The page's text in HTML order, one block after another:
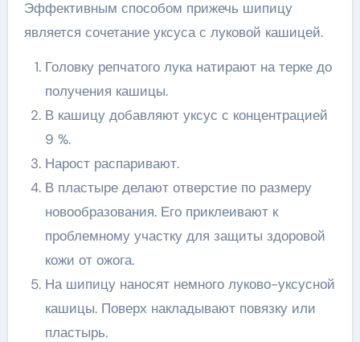
Эффективным способом прижечь шипицу
является сочетание уксуса с луковой кашицей.
Головку репчатого лука натирают на терке до
получения кашицы.
В кашицу добавляют уксус с концентрацией
9 %.
Нарост распаривают.
В пластыре делают отверстие по размеру
новообразования. Его приклеивают к
проблемному участку для защиты здоровой
кожи от ожога.
На шипицу наносят немного луково-уксусной
кашицы. Поверх накладывают повязку или
пластырь.